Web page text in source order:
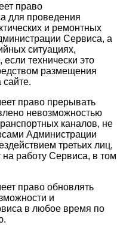
право
для проведения
и ремонтных
Сервиса, а
ситуациях,
технически это
размещения
право прерывать
невозможностью
каналов, не
Администрации
третьих лиц,
на работу Сервиса, в том
право обновлять
и
в любое время по